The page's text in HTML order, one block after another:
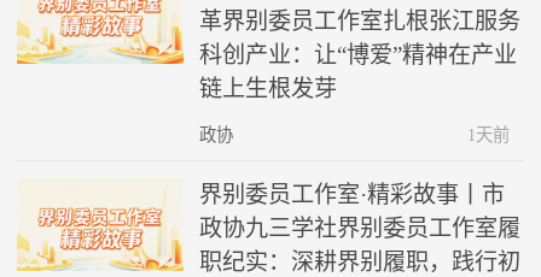
革界别委员工作室扎根张江服务
科创产业：让“博爱”精神在产业
链上生根发芽
政协 1天前
界别委员工作室·精彩故事丨市
政协九三学社界别委员工作室履
职纪实：深耕界别履职，践行初